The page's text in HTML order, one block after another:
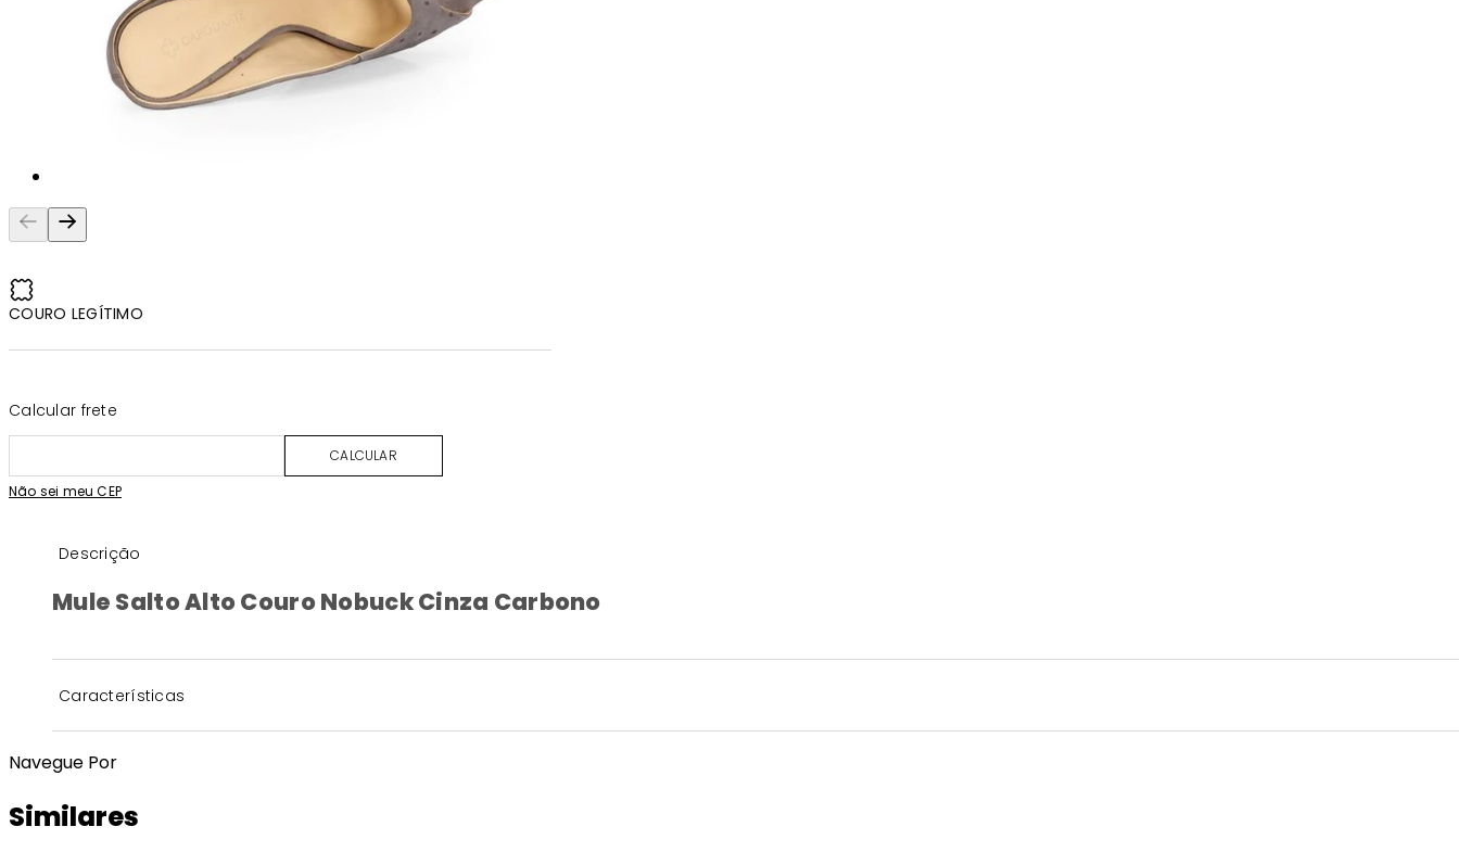
COURO LEGÍTIMO
Calcular frete
CALCULAR
Não sei meu CEP
Descrição
Mule Salto Alto Couro Nobuck Cinza Carbono
Características
Navegue Por
Similares